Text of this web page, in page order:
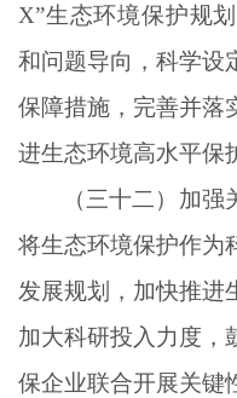
X”生态环境保护规
和问题导向，科学设
保障措施，完善并落
进生态环境高水平保
（三十二）加强
将生态环境保护作为
发展规划，加快推进
加大科研投入力度，
保企业联合开展关键